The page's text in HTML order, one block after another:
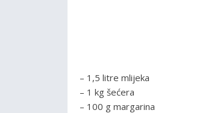
– 1,5 litre mlijeka
– 1 kg šećera
– 100 g margarina